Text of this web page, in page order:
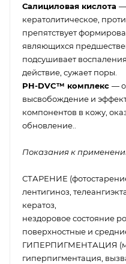
Салициловая кислота —
кератолитическое,
препятствует
являющихся
подсушивает
действие, сужает поры.
PH-DVC™ комплекс —
высвобождение и
компонентов в кожу,
обновление..
Показания к
СТАРЕНИЕ
лентигиноз,
кератоз,
нездоровое состояние
поверхностные и
ГИПЕРПИГМЕНТАЦИЯ
гиперпигментация,